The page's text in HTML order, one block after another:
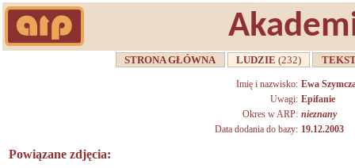
STRONA GŁÓWNA LUDZIE(232)
Imię i nazwisko: Ewa
Uwagi: Epifanie
Okres w ARP: nieznany
Data dodania do bazy: 19.12.2003
Powiązane zdjęcia: